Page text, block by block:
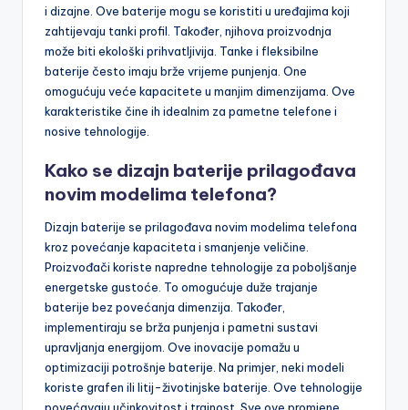
i dizajne. Ove baterije mogu se koristiti u uređajima koji
zahtijevaju tanki profil. Također, njihova proizvodnja
može biti ekološki prihvatljivija. Tanke i fleksibilne
baterije često imaju brže vrijeme punjenja. One
omogućuju veće kapacitete u manjim dimenzijama. Ove
karakteristike čine ih idealnim za pametne telefone i
nosive tehnologije.
Kako se dizajn baterije prilagođava
novim modelima telefona?
Dizajn baterije se prilagođava novim modelima telefona
kroz povećanje kapaciteta i smanjenje veličine.
Proizvođači koriste napredne tehnologije za poboljšanje
energetske gustoće. To omogućuje duže trajanje
baterije bez povećanja dimenzija. Također,
implementiraju se brža punjenja i pametni sustavi
upravljanja energijom. Ove inovacije pomažu u
optimizaciji potrošnje baterije. Na primjer, neki modeli
koriste grafen ili litij-životinjske baterije. Ove tehnologije